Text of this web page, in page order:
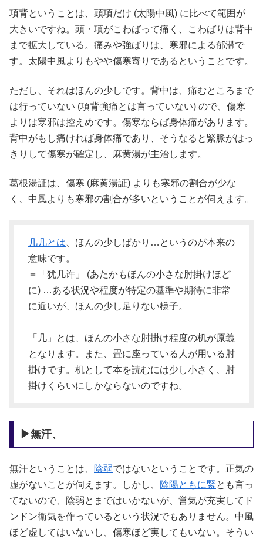
項背ということは、頭項だけ (太陽中風) に比べて範囲が
大きいですね。頭・項がこわばって痛く、こわばりは背中
まで拡大している。痛みや強ばりは、寒邪による郁滞で
す。太陽中風よりもやや傷寒寄りであるということです。
ただし、それはほんの少しです。背中は、痛むところまで
は行っていない (項背強痛とは言っていない) ので、傷寒
よりは寒邪は控えめです。傷寒ならば身体痛があります。
背中がもし痛ければ身体痛であり、そうなると緊脈がはっ
きりして傷寒が確定し、麻黄湯が主治します。
葛根湯証は、傷寒 (麻黄湯証) よりも寒邪の割合が少な
く、中風よりも寒邪の割合が多いということが伺えます。
几几とは 、ほんの少しばかり…というのが本来の
意味です。
＝「犹几许」 (あたかもほんの小さな肘掛けほど
に) …ある状況や程度が特定の基準や期待に非常
に近いが、ほんの少し足りない様子。
「几」とは、ほんの小さな肘掛け程度の机が原義
となります。また、畳に座っている人が用いる肘
掛けです。机として本を読むには少し小さく、肘
掛けくらいにしかならないのですね。
▶無汗、
無汗ということは、 陰弱ではないということです。正気の
虚がないことが伺えます。しかし、
陰陽ともに緊とも言っ
てないので、陰弱とまではいかないが、営気が充実してド
ンドン衛気を作っているという状況でもありません。中風
ほど虚してはいないし、傷寒ほど実してもいない。そうい